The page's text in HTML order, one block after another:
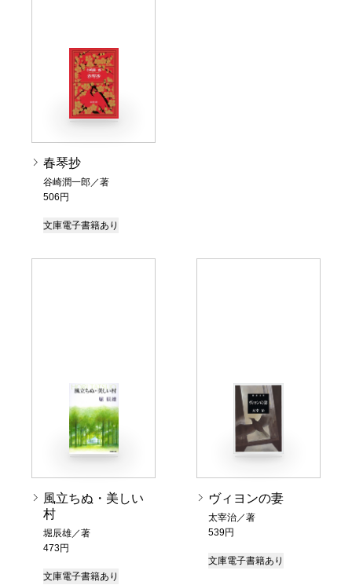
春琴抄
谷崎潤一郎／著
506円
文庫電子書籍あり
風立ちぬ・美しい
村
堀辰雄／著
473円
文庫電子書籍あり
ヴィヨンの妻
太宰治／著
539円
文庫電子書籍あり